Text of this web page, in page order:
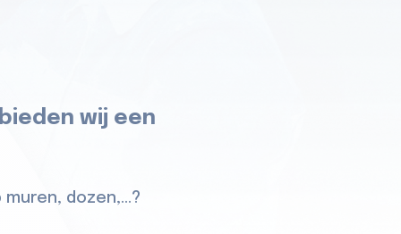
wij een
dozen,...?